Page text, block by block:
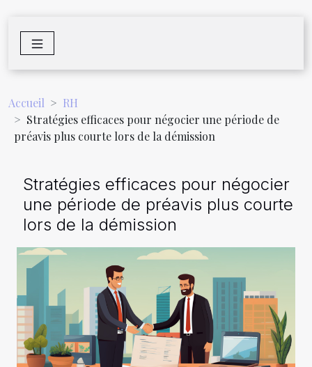
Accueil
RH
Stratégies efficaces pour négocier une période de
préavis plus courte lors de la démission
Stratégies efficaces pour négocier
une période de préavis plus courte
lors de la démission